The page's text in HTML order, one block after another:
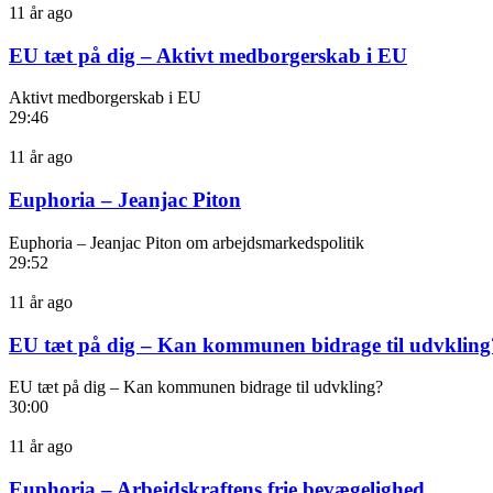
11 år ago
EU tæt på dig – Aktivt medborgerskab i EU
Aktivt medborgerskab i EU
29:46
11 år ago
Euphoria – Jeanjac Piton
Euphoria – Jeanjac Piton om arbejdsmarkedspolitik
29:52
11 år ago
EU tæt på dig – Kan kommunen bidrage til
EU tæt på dig – Kan kommunen bidrage til udvkling?
30:00
11 år ago